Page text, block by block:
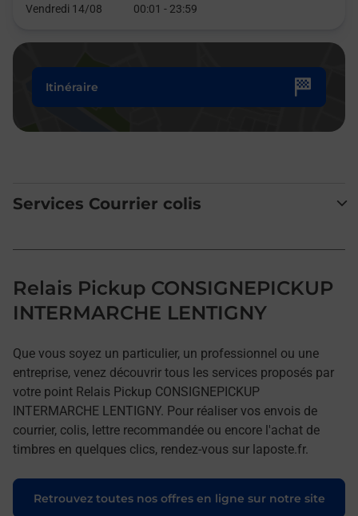
Vendredi 14/08
00:01 - 23:59
Itinéraire
Services Courrier colis
Relais Pickup CONSIGNEPICKUP
INTERMARCHE LENTIGNY
Que vous soyez un particulier, un professionnel ou une
entreprise, venez découvrir tous les services proposés par
votre point Relais Pickup CONSIGNEPICKUP
INTERMARCHE LENTIGNY. Pour réaliser vos envois de
courrier, colis, lettre recommandée ou encore l'achat de
timbres en quelques clics, rendez-vous sur laposte.fr.
Retrouvez toutes nos offres en ligne sur notre site